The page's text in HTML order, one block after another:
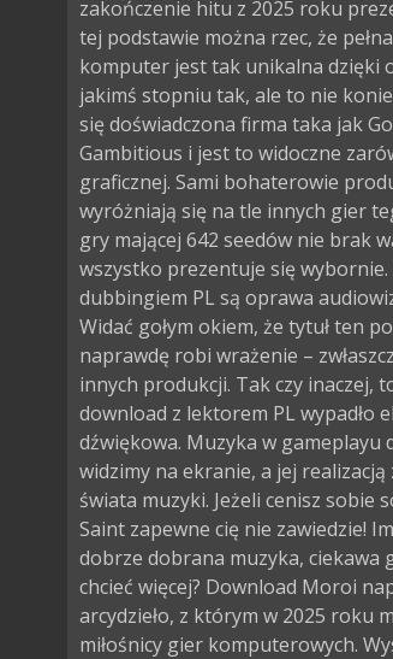
zakończenie hitu z 2025 roku
tej podstawie można rzec, że
komputer jest tak unikalna dzięki
jakimś stopniu tak, ale to nie
się doświadczona firma taka jak
Gambitious i jest to widoczne
graficznej. Sami bohaterowie
wyróżniają się na tle innych gier
gry mającej 642 seedów nie brak
wszystko prezentuje się
dubbingiem PL są oprawa
Widać gołym okiem, że tytuł ten
naprawdę robi wrażenie –
innych produkcji. Tak czy inaczej,
download z lektorem PL wypadło
dźwiękowa. Muzyka w
widzimy na ekranie, a jej
świata muzyki. Jeżeli cenisz
Saint zapewne cię nie zawiedzie!
dobrze dobrana muzyka, ciekawa
chcieć więcej? Download Moroi
arcydzieło, z którym w 2025 roku
miłośnicy gier komputerowych.